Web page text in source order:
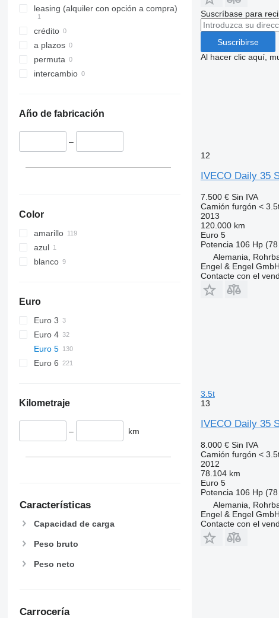
leasing (alquiler con opción a compra)
crédito
a plazos
permuta
intercambio
Año de fabricación
–
Color
amarillo
azul
blanco
Euro
Euro 3
Euro 4
Euro 5
Euro 6
Kilometraje
– km
Características
Capacidad de carga
Peso bruto
Peso neto
Carrocería
Suscríbase para
Suscribirse
Al hacer clic aquí,
12
IVECO Daily 35
7.500 € Sin IVA
Camión furgón <
2013
120.000 km
Euro 5
Potencia 106 Hp
Alemania,
Engel & Engel GmbH
Contacte con el
3.5t
13
IVECO Daily 35
8.000 € Sin IVA
Camión furgón <
2012
78.104 km
Euro 5
Potencia 106 Hp
Alemania,
Engel & Engel GmbH
Contacte con el